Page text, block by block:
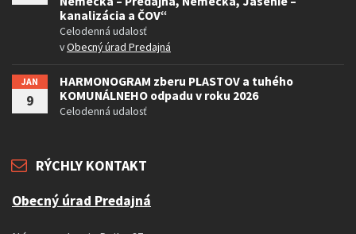
kanalizácia a ČOV“
Celodenná udalosť
vObecný úrad Predajná
JAN
9
HARMONOGRAM zberu PLASTOV a tuhého
KOMUNÁLNEHO odpadu v roku 2026
Celodenná udalosť
RÝCHLY KONTAKT
Obecný úrad Predajná